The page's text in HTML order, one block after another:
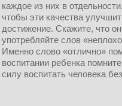
каждое из них в
чтобы эти качества
достижение. Скажите, что
употребляйте слов
Именно слово «отлично»
воспитании ребенка
силу воспитать человека